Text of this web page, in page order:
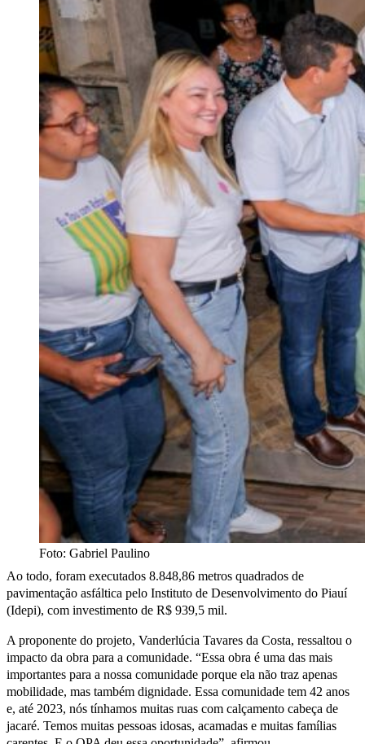
Foto: Gabriel Paulino
Ao todo, foram executados 8.848,86 metros quadrados de
pavimentação asfáltica pelo Instituto de Desenvolvimento do Piauí
(Idepi), com investimento de R$ 939,5 mil.
A proponente do projeto, Vanderlúcia Tavares da Costa, ressaltou o
impacto da obra para a comunidade. “Essa obra é uma das mais
importantes para a nossa comunidade porque ela não traz apenas
mobilidade, mas também dignidade. Essa comunidade tem 42 anos
e, até 2023, nós tínhamos muitas ruas com calçamento cabeça de
jacaré. Temos muitas pessoas idosas, acamadas e muitas famílias